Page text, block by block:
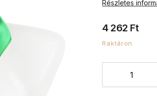
4 262 Ft
Raktáron
Részletes